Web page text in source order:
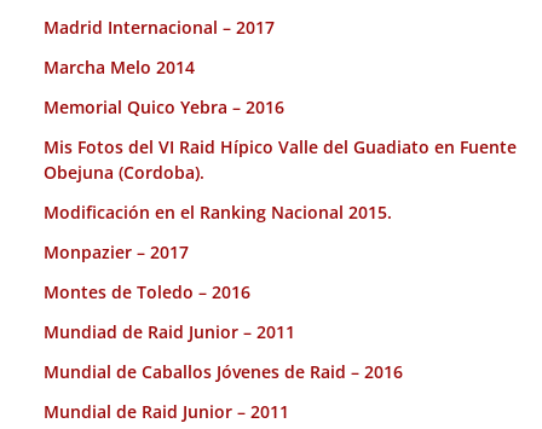
Madrid Internacional – 2017
Marcha Melo 2014
Memorial Quico Yebra – 2016
Mis Fotos del VI Raid Hípico Valle del Guadiato en Fuente
Obejuna (Cordoba).
Modificación en el Ranking Nacional 2015.
Monpazier – 2017
Montes de Toledo – 2016
Mundiad de Raid Junior – 2011
Mundial de Caballos Jóvenes de Raid – 2016
Mundial de Raid Junior – 2011